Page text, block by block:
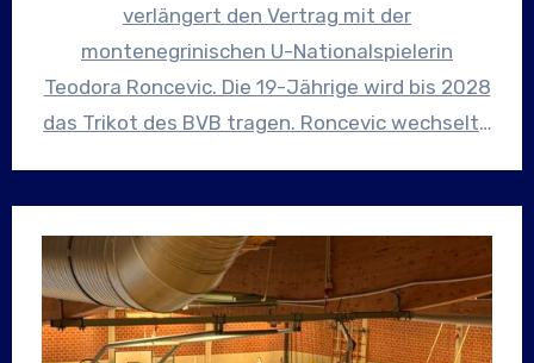
verlängert den Vertrag mit der
montenegrinischen U-Nationalspielerin
Teodora Roncevic. Die 19-Jährige wird bis 2028
das Trikot des BVB tragen. Roncevic wechselte